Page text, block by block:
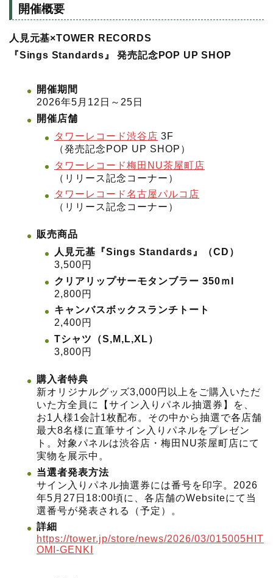
開催概要
人見元基×TOWER RECORDS
『Sings Standards』 発売記念POP UP SHOP
開催期間
2026年5月12日～25日
開催店舗
タワーレコード渋谷店 3F
（発売記念POP UP SHOP）
タワーレコード梅田NU茶屋町店
（リリース記念コーナー）
タワーレコード名古屋パルコ店
（リリース記念コーナー）
販売商品
人見元基『Sings Standards』（CD）
3,500円
クリアリップサーモタンブラー 350ｍl
2,800円
キャンバスボックスランチトート
2,400円
Tシャツ（S,M,L,XL）
3,800円
購入者特典
新オリジナルグッズ3,000円以上をご購入いただ
いた方全員に【サイン入りパネル抽選券】を、
お1人様1会計1枚配布。その中から抽選で各店舗
最大8名様に直筆サイン入りパネルをプレゼン
ト。対象パネルは渋谷店・梅田NU茶屋町店にて
実物を展示中。
当選者発表方法
サイン入りパネル抽選券には番号を印字。2026
年5月27日18:00頃に、各店舗のWebsiteにて当
選番号が発表される（予定）。
詳細
https://tower.jp/store/news/2026/03/015005HIT
OMI-GENKI